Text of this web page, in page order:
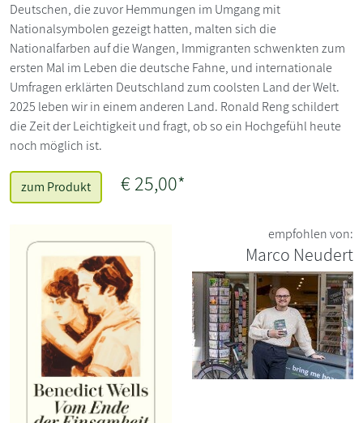
Deutschen, die zuvor Hemmungen im Umgang mit
Nationalsymbolen gezeigt hatten, malten sich die
Nationalfarben auf die Wangen, Immigranten schwenkten zum
ersten Mal im Leben die deutsche Fahne, und internationale
Umfragen erklärten Deutschland zum coolsten Land der Welt.
2025 leben wir in einem anderen Land. Ronald Reng schildert
die Zeit der Leichtigkeit und fragt, ob so ein Hochgefühl heute
noch möglich ist.
zum Produkt € 25,00*
empfohlen von:
Marco Neudert